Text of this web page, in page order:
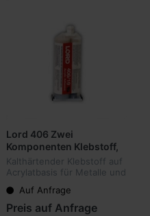
Lord 406 Zwei
Komponenten Klebstoff,
6-10 Minuten Offene Zeit
Kalthärtender Klebstoff auf
Acrylatbasis für Metalle und
Kunststoffe. Hohe Schlag-
und Abziehfestigkeit, sowie
Auf Anfrage
Preis auf Anfrage